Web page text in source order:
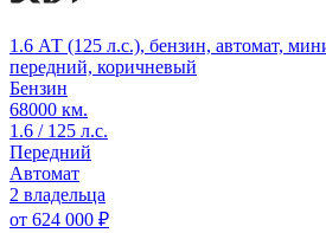
1.6 АТ (125 л.с.), бензин, автомат,
передний, коричневый
Бензин
68000 км.
1.6 / 125 л.с.
Передний
Автомат
2 владельца
от 624 000 ₽